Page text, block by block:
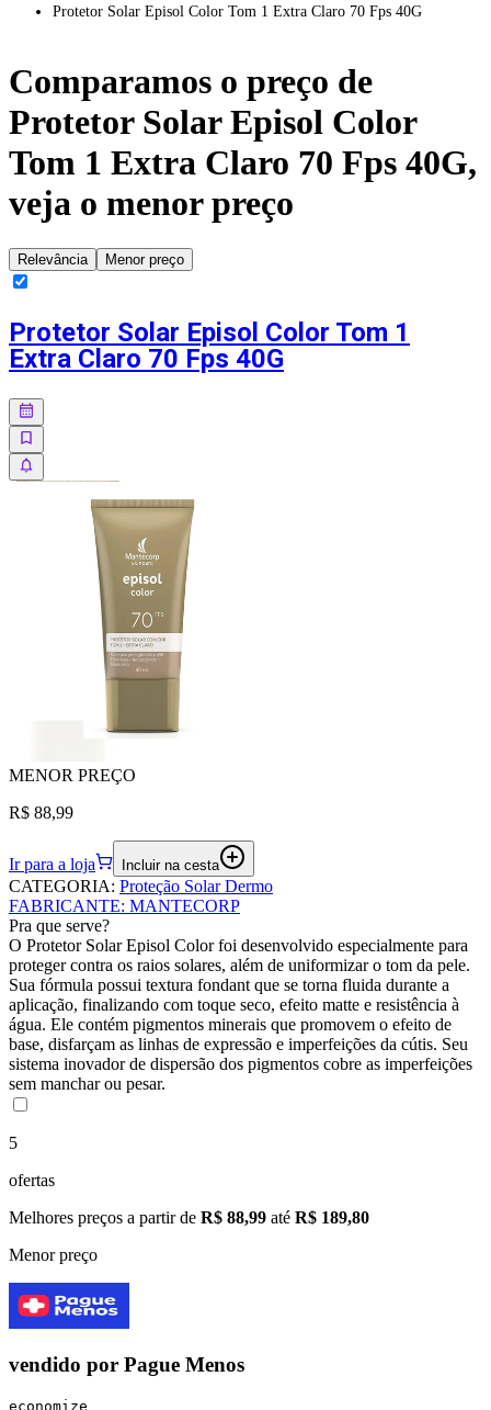
Protetor Solar Episol Color Tom 1 Extra Claro 70 Fps 40G
Comparamos o preço de
Protetor Solar Episol Color
Tom 1 Extra Claro 70 Fps 40G,
veja o menor preço
Relevância Menor preço
Protetor Solar Episol Color Tom 1
Extra Claro 70 Fps 40G
MENOR PREÇO
R$ 88,99
Ir para a loja Incluir na cesta
CATEGORIA: Proteção Solar Dermo
FABRICANTE: MANTECORP
Pra que serve?
O Protetor Solar Episol Color foi desenvolvido especialmente para
proteger contra os raios solares, além de uniformizar o tom da pele.
Sua fórmula possui textura fondant que se torna fluida durante a
aplicação, finalizando com toque seco, efeito matte e resistência à
água. Ele contém pigmentos minerais que promovem o efeito de
base, disfarçam as linhas de expressão e imperfeições da cútis. Seu
sistema inovador de dispersão dos pigmentos cobre as imperfeições
sem manchar ou pesar.
5
ofertas
Melhores preços a partir de R$ 88,99 até R$ 189,80
Menor preço
vendido por Pague Menos
economize